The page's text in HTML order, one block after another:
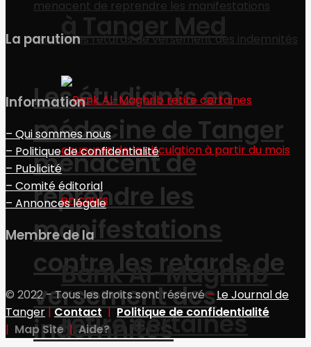
Les étudiants en
médecine de Tanger
menacent de
reprendre les
manifestations
contre les retards de
versement des
indemnités
à Tanger Med
Bank Al-Maghrib
retire certaines
La parution
Information
– Qui sommes nous
– Politique de confidentialité
– Publicité
– Comité éditorial
– Annonces légale
Membre de la
© 2022 - Tous les droits sont réservé- Le Journal de
Tanger|Contact |Politique de confidentialité
| Map Site|Aide?